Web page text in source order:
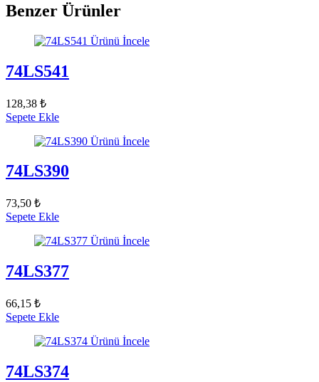
Benzer Ürünler
Ürünü İncele
74LS541
128,38 ₺
Sepete Ekle
Ürünü İncele
74LS390
73,50 ₺
Sepete Ekle
Ürünü İncele
74LS377
66,15 ₺
Sepete Ekle
Ürünü İncele
74LS374